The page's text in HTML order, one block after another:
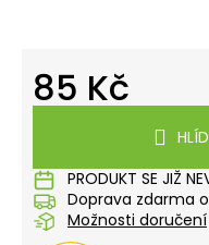
85 Kč
PRODUKT SE JIŽ
Doprava zdarma
Možnosti doručení
o
p
u
č
u